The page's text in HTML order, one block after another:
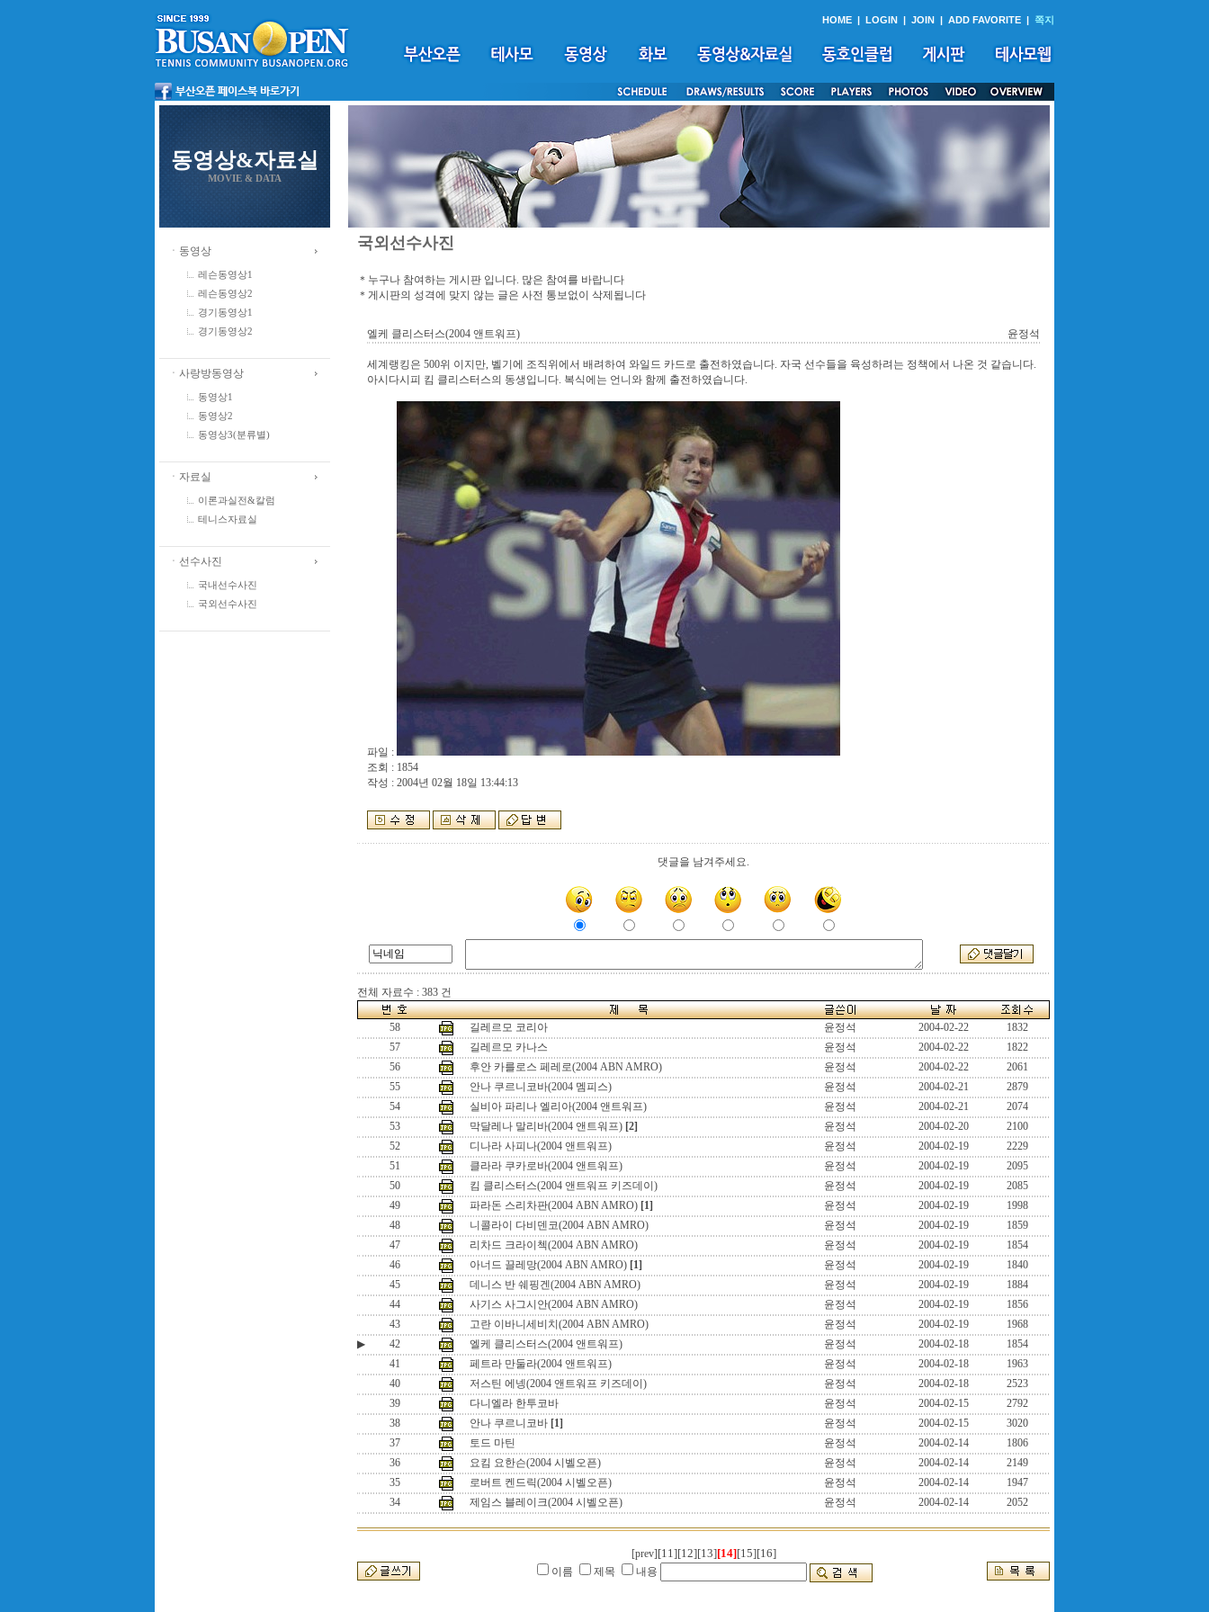
HOME | LOGIN | JOIN | ADD FAVORITE | 쪽지
동영상&자료실
MOVIE & DATA
ㆍ동영상
레슨동영상1
레슨동영상2
경기동영상1
경기동영상2
ㆍ사랑방동영상
동영상1
동영상2
동영상3(분류별)
ㆍ자료실
이론과실전&칼럼
테니스자료실
ㆍ선수사진
국내선수사진
국외선수사진
국외선수사진
＊누구나 참여하는 게시판 입니다. 많은 참여를 바랍니다
＊게시판의 성격에 맞지 않는 글은 사전 통보없이 삭제됩니다
엘케 클리스터스(2004 앤트워프) 윤정석
세계랭킹은 500위 이지만, 벨기에 조직위에서 배려하여 와일드 카드로 출전하였습니다. 자국 선수들을 육성하려는 정책에서 나온 것 같습니다.
아시다시피 킴 클리스터스의 동생입니다. 복식에는 언니와 함께 출전하였습니다.
파일 :
조회 : 1854
작성 : 2004년 02월 18일 13:44:13
댓글을 남겨주세요.
전체 자료수 : 383 건
58 길레르모 코리아 윤정석 2004-02-22
1832
57
길레르모 카나스 윤정석 2004-02-22
1822
56
후안 카를로스 페레로(2004 ABN AMRO) 윤정석 2004-02-22
2061
55
안나 쿠르니코바(2004 멤피스) 윤정석 2004-02-21
2879
54
실비아 파리나 엘리아(2004 앤트워프) 윤정석 2004-02-21
2074
53
막달레나 말리바(2004 앤트워프) [2] 윤정석 2004-02-20
2100
52
디나라 사피나(2004 앤트워프) 윤정석 2004-02-19
2229
51
클라라 쿠카로바(2004 앤트워프) 윤정석 2004-02-19
2095
50
킴 클리스터스(2004 앤트워프 키즈데이) 윤정석 2004-02-19
2085
49
파라돈 스리차판(2004 ABN AMRO) [1] 윤정석 2004-02-19
1998
48
니콜라이 다비덴코(2004 ABN AMRO) 윤정석 2004-02-19
1859
47
리차드 크라이첵(2004 ABN AMRO) 윤정석 2004-02-19
1854
46
아너드 끌레망(2004 ABN AMRO) [1] 윤정석 2004-02-19
1840
45
데니스 반 쉐핑겐(2004 ABN AMRO) 윤정석 2004-02-19
1884
44
사기스 사그시안(2004 ABN AMRO) 윤정석 2004-02-19
1856
43
고란 이바니세비치(2004 ABN AMRO) 윤정석 2004-02-19
1968
▶
42 엘케 클리스터스(2004 앤트워프) 윤정석 2004-02-18
1854
41
페트라 만둘라(2004 앤트워프) 윤정석 2004-02-18
1963
40
저스틴 에넹(2004 앤트워프 키즈데이) 윤정석 2004-02-18
2523
39
다니엘라 한투코바 윤정석 2004-02-15
2792
38
안나 쿠르니코바 [1] 윤정석 2004-02-15
3020
37
토드 마틴 윤정석 2004-02-14
1806
36
요킴 요한슨(2004 시벨오픈) 윤정석 2004-02-14
2149
35
로버트 켄드릭(2004 시벨오픈) 윤정석 2004-02-14
1947
34
제임스 블레이크(2004 시벨오픈) 윤정석 2004-02-14 2052
[prev] [11][12][13][14][15][16]
이름 제목 내용